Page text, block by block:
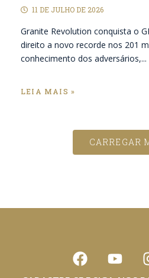
11 DE JULHO DE 2026
Granite Revolution conquista o
direito a novo recorde nos 201
conhecimento dos adversários,...
LEIA MAIS »
CARREGAR
F
a
Y
o